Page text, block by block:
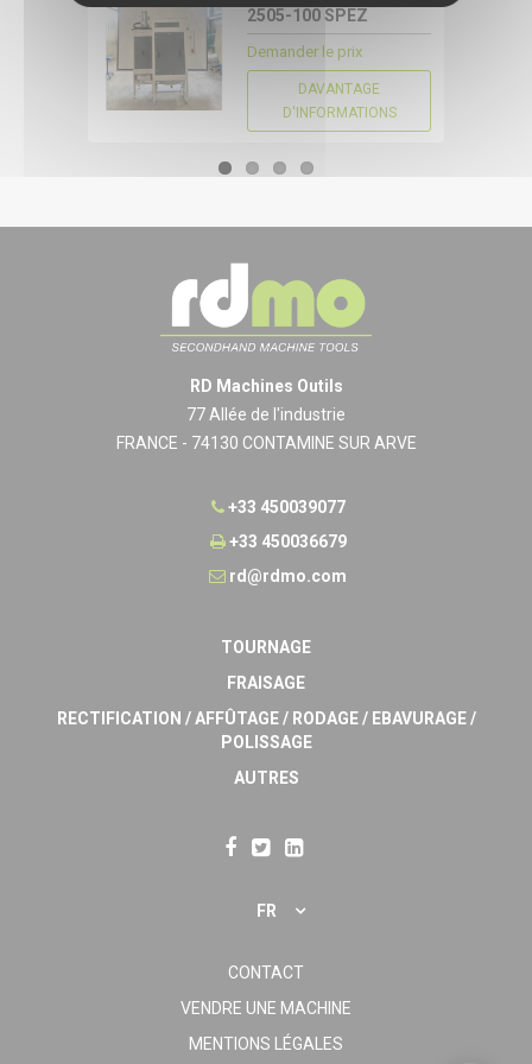
CONFIGURER
2505-100 SPEZ
Demander le prix
DAVANTAGE
D'INFORMATIONS
RD Machines Outils
77 Allée de l'industrie
FRANCE - 74130 CONTAMINE SUR ARVE
+33 450039077
+33 450036679
rd@rdmo.com
TOURNAGE
FRAISAGE
RECTIFICATION / AFFÛTAGE / RODAGE / EBAVURAGE /
POLISSAGE
AUTRES
FR
CONTACT
VENDRE UNE MACHINE
MENTIONS LÉGALES